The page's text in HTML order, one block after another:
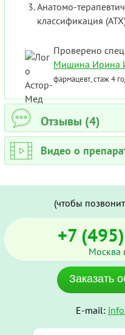
Анатомо-
классификация
Проверено
Мишина Ирина
фармацевт, стаж 4
Отзывы (4)
Видео о
(чтобы
+7
Москва
Заказать
E-mail: